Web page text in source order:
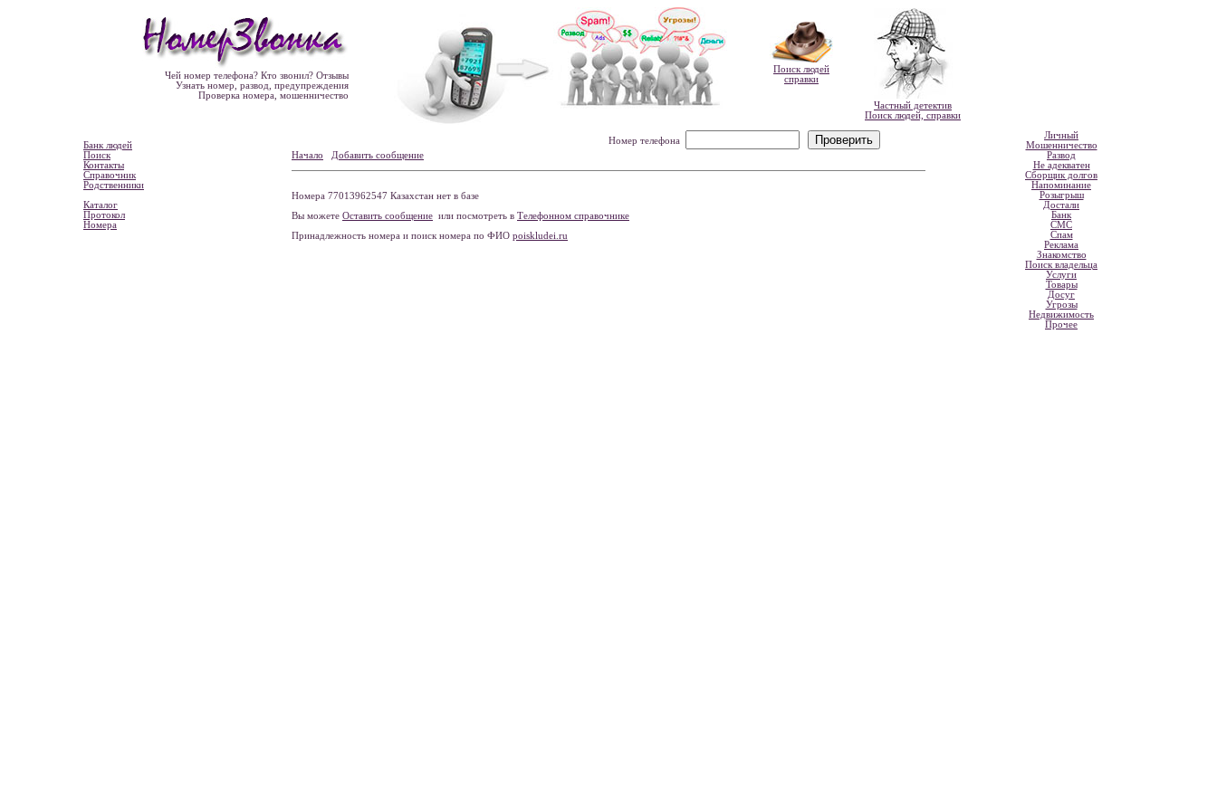
Чей номер телефона? Кто звонил? Отзывы
Узнать номер, развод, предупреждения
Проверка номера, мошенничество
Поиск людей
справки
Частный детектив
Поиск людей, справки
Банк людей
Поиск
Контакты
Справочник
Родственники
Каталог
Протокол
Номера
Номер телефона
Начало
Добавить сообщение
Номера 77013962547 Казахстан нет в базе
Вы можете Оставить сообщение или посмотреть в Телефонном справочнике
Принадлежность номера и поиск номера по ФИО poiskludei.ru
Личный
Мошенничество
Развод
Не адекватен
Сборщик долгов
Напоминание
Розыгрыш
Достали
Банк
СМС
Спам
Реклама
Знакомство
Поиск владельца
Услуги
Товары
Досуг
Угрозы
Недвижимость
Прочее